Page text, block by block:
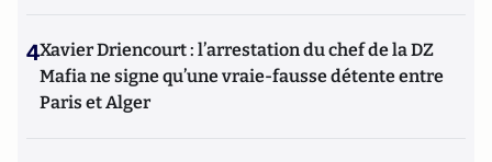
4Xavier Driencourt : l’arrestation du chef de la DZ
Mafia ne signe qu’une vraie-fausse détente entre
Paris et Alger